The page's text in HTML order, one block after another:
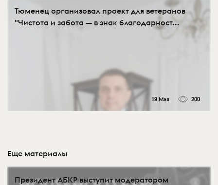
Тюменец организовал проект для ветеранов
"Чистота и забота — в знак благодарност...
19 Мая 200
Еще материалы
Президент АБКР выступит модератором